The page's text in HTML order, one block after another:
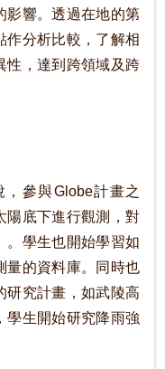
影響。透過在地的第
作分析比較，了解相
性，達到跨領域及跨
參與Globe計畫之
陽底下進行觀測，對
。學生也開始學習如
量的資料庫。同時也
研究計畫，如武陵高
學生開始研究降雨強